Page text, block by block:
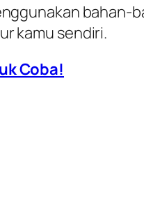
bahan-
kamu sendiri.
Coba!